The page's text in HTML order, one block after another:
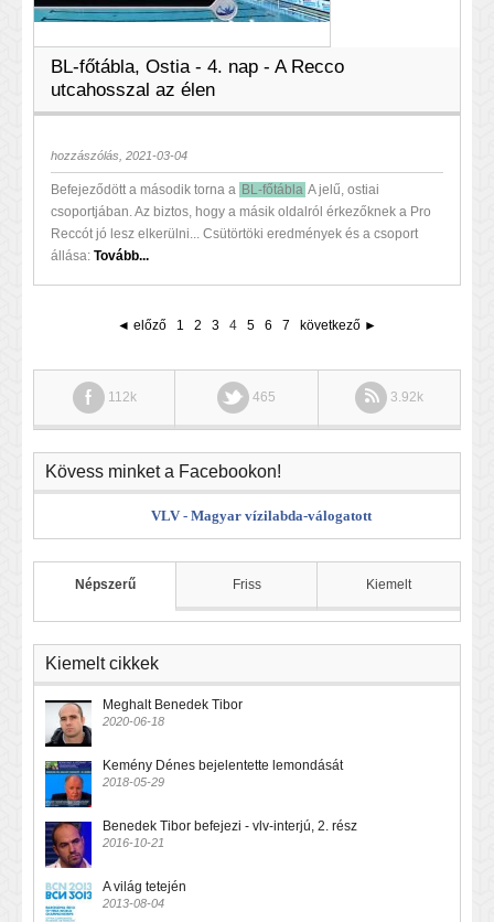
BL-főtábla, Ostia - 4. nap - A Recco
utcahosszal az élen
hozzászólás, 2021-03-04
Befejeződött a második torna a BL-főtábla A jelű, ostiai
csoportjában. Az biztos, hogy a másik oldalról érkezőknek a Pro
Reccót jó lesz elkerülni... Csütörtöki eredmények és a csoport
állása: Tovább...
◄ előző 1 2 3 4 5 6 7 következő ►
112k 465 3.92k
Kövess minket a Facebookon!
VLV - Magyar vízilabda-válogatott
Népszerű Friss Kiemelt
Kiemelt cikkek
Meghalt Benedek Tibor
2020-06-18
Kemény Dénes bejelentette lemondását
2018-05-29
Benedek Tibor befejezi - vlv-interjú, 2. rész
2016-10-21
A világ tetején
2013-08-04